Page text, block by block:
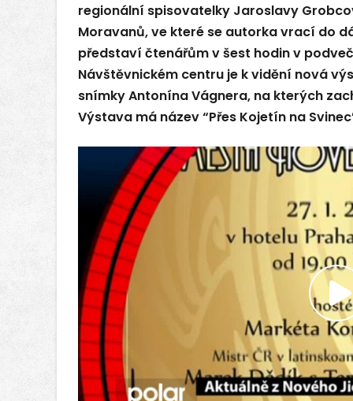
regionální spisovatelky Jaroslavy
Moravanů, ve které se autorka vrací do
představí čtenářům v šest hodin v
Návštěvnickém centru je k vidění nová
snímky Antonína Vágnera, na kterých
Výstava má název “Přes Kojetín na